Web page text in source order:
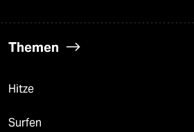
Themen
Hitze
Surfen